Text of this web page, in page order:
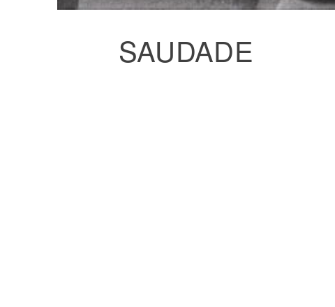
SAUDADE